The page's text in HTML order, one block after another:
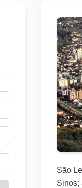
São
Sinos;